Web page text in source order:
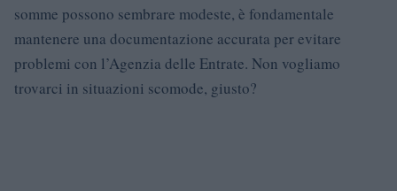
somme possono sembrare modeste, è fondamentale
mantenere una documentazione accurata per evitare
problemi con l’Agenzia delle Entrate. Non vogliamo
trovarci in situazioni scomode, giusto?